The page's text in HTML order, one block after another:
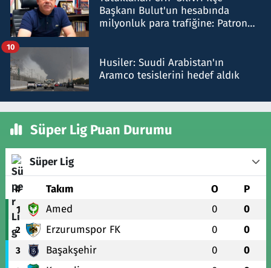
Başkanı Bulut'un hesabında
milyonluk para trafiğine: Patron
Husiler: Suudi Arabistan'ın
Aramco tesislerini hedef aldık
10
Süper Lig Puan Durumu
Süper Lig
# Takım O P
1 Amed 0 0
2 Erzurumspor FK 0 0
3 Başakşehir 0 0